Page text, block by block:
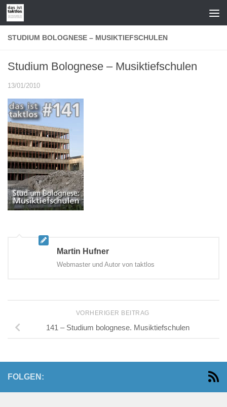
Zum Inhalt springen
STUDIUM BOLOGNESE – MUSIKTIEFSCHULEN
Studium Bolognese – Musiktiefschulen
13/01/2010
Martin Hufner
Webmaster und Autor von taktlos
VORHERIGER BEITRAG
141 – Studium bolognese. Musiktiefschulen
FOLGEN: